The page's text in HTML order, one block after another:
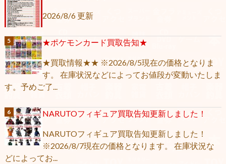
2026/8/6 更新
★ポケモンカード買取告知★
★買取情報★★ ※2026/8/5現在の価格となりま
す。 在庫状況などによってお値段が変動いたしま
す。予めご了...
NARUTOフィギュア買取告知更新しました！
NARUTOフィギュア買取告知更新しました！
※2026/8/7現在の価格となります。 在庫状況な
どによってお...